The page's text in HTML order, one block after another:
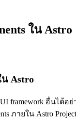
ใน Astro
น Astro
framework อื่นได้
ภายใน Astro Project